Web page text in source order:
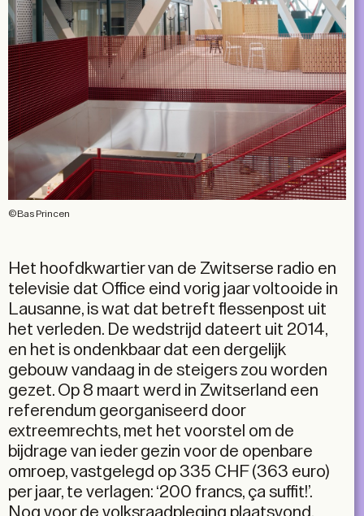
©Bas Princen
Het hoofdkwartier van de Zwitserse radio en
televisie dat Office eind vorig jaar voltooide in
Lausanne, is wat dat betreft flessenpost uit
het verleden. De wedstrijd dateert uit 2014,
en het is ondenkbaar dat een dergelijk
gebouw vandaag in de steigers zou worden
gezet. Op 8 maart werd in Zwitserland een
referendum georganiseerd door
extreemrechts, met het voorstel om de
bijdrage van ieder gezin voor de openbare
omroep, vastgelegd op 335 CHF (363 euro)
per jaar, te verlagen: ‘200 francs, ça suffit!’.